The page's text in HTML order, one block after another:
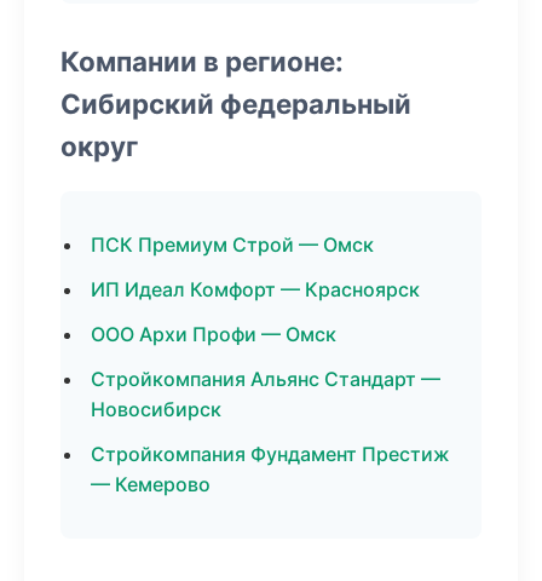
Компании в регионе:
Сибирский федеральный
округ
ПСК Премиум Строй — Омск
ИП Идеал Комфорт — Красноярск
ООО Архи Профи — Омск
Стройкомпания Альянс Стандарт —
Новосибирск
Стройкомпания Фундамент Престиж
— Кемерово